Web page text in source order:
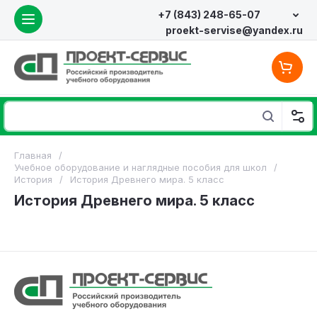
+7 (843) 248-65-07
proekt-servise@yandex.ru
Главная
/
Учебное оборудование и наглядные пособия для школ
/
История
/ История Древнего мира. 5 класс
История Древнего мира. 5 класс